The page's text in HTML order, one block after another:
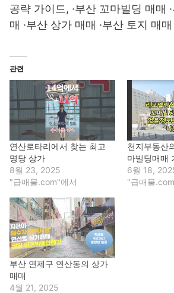
공략 가이드, ·부산 꼬마빌딩 매매
매 ·부산 상가 매매 ·부산 토지 매
관련
연산로타리에서 찾는 최고
명당 상가
8월 23, 2025
"급매물.com"에서
천지부동산
마빌딩매매
6월 18,
"급매물
부산 연제구 연산동의 상가
매매
4월 21, 2025